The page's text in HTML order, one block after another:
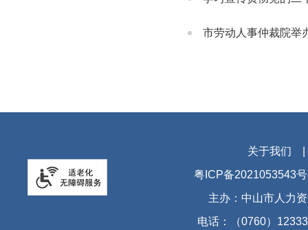
市劳动人事仲裁院举
关于我们
粤ICP备2021053543
主办：中山市人力
电话：（0760）12333